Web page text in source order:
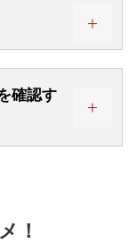
確認す
！